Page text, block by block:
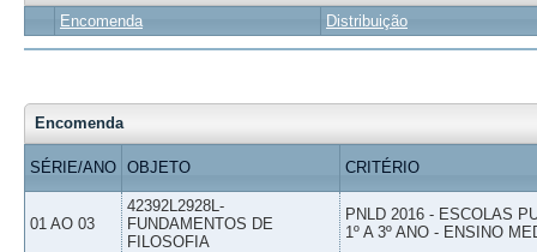
Encomenda Distribuição
Encomenda
SÉRIE/ANO OBJETO CRITÉRIO
01 AO 03
42392L2928L-
FUNDAMENTOS DE
FILOSOFIA
PNLD 2016 - ESCOLAS
1º A 3º ANO - ENSINO